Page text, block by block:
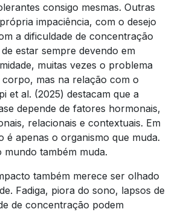
consigo mesmas. Outras
impaciência, com o desejo
a dificuldade de concentração
estar sempre devendo em
muitas vezes o problema
mas na relação com o
et al. (2025) destacam que a
depende de fatores hormonais,
relacionais e contextuais. Em
é apenas o organismo que muda.
também muda.
também merece ser olhado
Fadiga, piora do sono, lapsos de
de concentração podem